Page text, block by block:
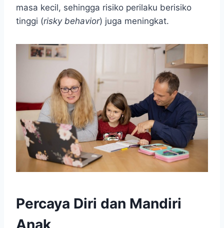
masa kecil, sehingga risiko perilaku berisiko
tinggi (risky behavior) juga meningkat.
Percaya Diri dan Mandiri
Anak